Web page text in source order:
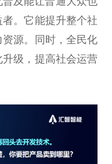
。它能提升整个社
源。同时，全民化
级，提高社会运营